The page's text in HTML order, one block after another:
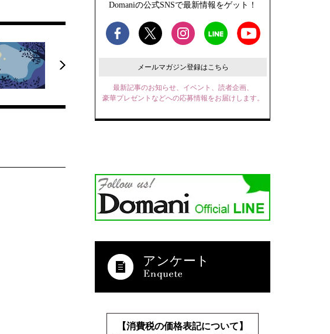
Domaniの公式SNSで最新情報をゲット！
メールマガジン登録はこちら
最新記事のお知らせ、イベント、読者企画、
豪華プレゼントなどへの応募情報をお届けします。
アンケート
【消費税の価格表記について】